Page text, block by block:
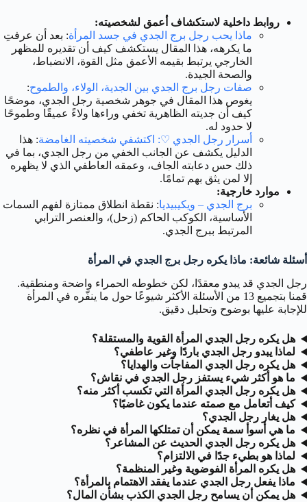
روابط داخلية لاستكشاف أعمق لشخصيته:
ماذا يحب رجل برج الجدي في جسد المرأة: بعد أن عرفتِ
ما يكرهه، هذا المقال يستكشف كيف أن تقديره للمظهر
الخارجي يرتبط بقيمه الأعمق مثل القوة، الانضباط،
والصحة الجيدة.
صفات رجل برج الجدي بين الجدية، الولاء، والطموح:
يغوص هذا المقال في جوهر شخصية رجل الجدي، موضحًا
كيف أن جديته الظاهرية تخفي وراءها ولاءً عميقًا وطموحًا
لا حدود له.
أسرار رجل الجدي ♡: اكتشفي شخصيته الغامضة: هذا
الدليل يكشف عن الجانب الخفي من رجل الجدي، بما في
ذلك حس دعابته الجاف، وعمقه العاطفي الذي لا يظهره
إلا لمن يثق بهم تمامًا.
موارد خارجية:
برج الجدي – ويكيبيديا: نقطة انطلاق ممتازة لفهم السمات
الأساسية، الكوكب الحاكم (زحل)، والعنصر الترابي
المرتبط ببرج الجدي.
أسئلة شائعة: ماذا يكره رجل برج الجدي في المرأة
رجل الجدي قد يبدو معقدًا، لكن خطوطه الحمراء واضحة ومنطقية.
قمنا بتجميع 13 من الأسئلة الأكثر شيوعًا حول ما ينفّره في المرأة
للإجابة عليها بوضوح وتحليل دقيق.
هل يكره رجل الجدي المرأة القوية والمستقلة؟
لماذا يبدو رجل الجدي باردًا وغير عاطفي؟
هل يكره رجل الجدي المفاجآت والهدايا؟
ما هو أكثر شيء يستفز رجل الجدي في نقاش؟
هل يكره رجل الجدي المرأة التي تكسب أكثر منه؟
كيف أتعامل مع صمته عندما يكون غاضبًا؟
هل يغار رجل الجدي؟
ما هي أسوأ سمة يمكن أن تمتلكها المرأة في نظره؟
هل يكره رجل الجدي الحديث عن المشاعر؟
لماذا هو بطيء جدًا في الالتزام؟
هل يكره المرأة الفوضوية وغير المنظمة؟
ماذا يفعل رجل الجدي عندما يفقد الاهتمام بالمرأة؟
هل يمكن أن يسامح رجل الجدي الكذب بشأن المال؟